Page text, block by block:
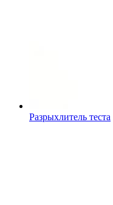
Разрыхлитель теста